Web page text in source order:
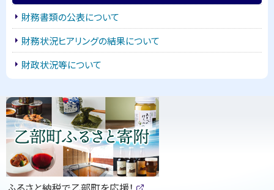
財務書類の公表について
財務状況ヒアリングの結果について
財政状況等について
ピ
ッ
ク
ア
ッ
（